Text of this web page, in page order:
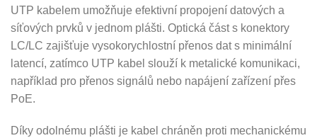
UTP kabelem umožňuje efektivní propojení datových a
síťových prvků v jednom plášti. Optická část s konektory
LC/LC zajišťuje vysokorychlostní přenos dat s minimální
latencí, zatímco UTP kabel slouží k metalické komunikaci,
například pro přenos signálů nebo napájení zařízení přes
PoE.
Díky odolnému plášti je kabel chráněn proti mechanickému